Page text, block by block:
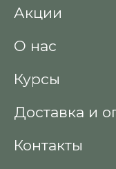
Акции
О нас
Курсы
Доставка и
Контакты